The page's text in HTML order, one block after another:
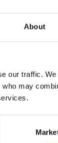
About
our traffic.
may